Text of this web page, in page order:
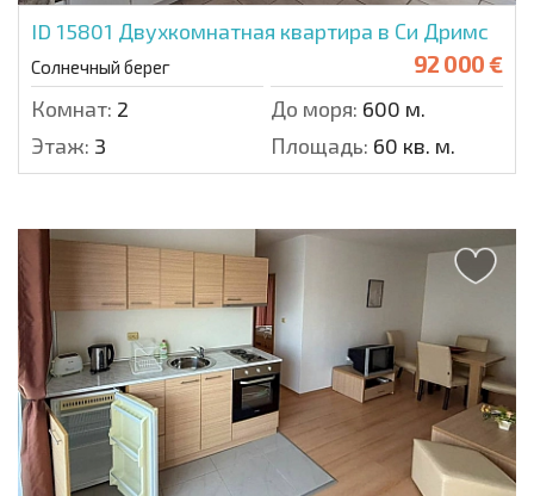
ID 15801 Двухкомнатная квартира в Си Дримс
Солнечный берег 92 000 €
Комнат: 2 До моря: 600 м.
Этаж: 3 Площадь: 60 кв. м.